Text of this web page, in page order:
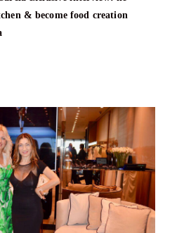
& become food creation